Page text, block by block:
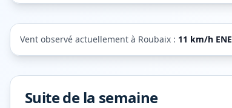
Vent observé actuellement à Roubaix : 11 km/h ENE
Suite de la semaine